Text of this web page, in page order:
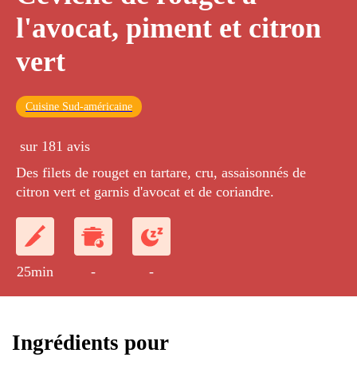
l'avocat, piment et citron
vert
Cuisine Sud-américaine
sur 181 avis
Des filets de rouget en tartare, cru, assaisonnés de
citron vert et garnis d'avocat et de coriandre.
25min - -
Ingrédients pour